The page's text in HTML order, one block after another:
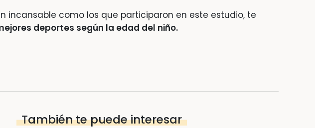
incansable como los que participaron en este estudio, te
deportes según la edad del niño.
También te puede interesar